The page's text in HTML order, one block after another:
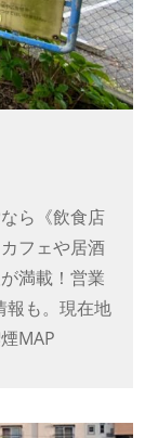
ら《飲食店
フェや居酒
満載！営業
報も。現在地
MAP